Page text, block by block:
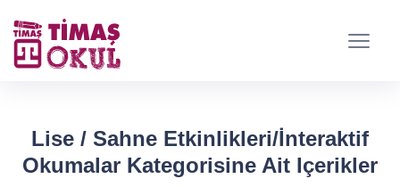
Lise / Sahne Etkinlikleri/İnteraktif
Okumalar Kategorisine Ait Içerikler